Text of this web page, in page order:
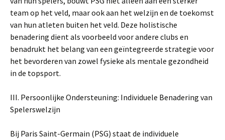
team op het veld, maar ook aan het welzijn en de toekomst
van hun atleten buiten het veld. Deze holistische
benadering dient als voorbeeld voor andere clubs en
benadrukt het belang van een geïntegreerde strategie voor
het bevorderen van zowel fysieke als mentale gezondheid
in de topsport.
III. Persoonlijke Ondersteuning: Individuele Benadering van
Spelerswelzijn
Bij Paris Saint-Germain (PSG) staat de individuele